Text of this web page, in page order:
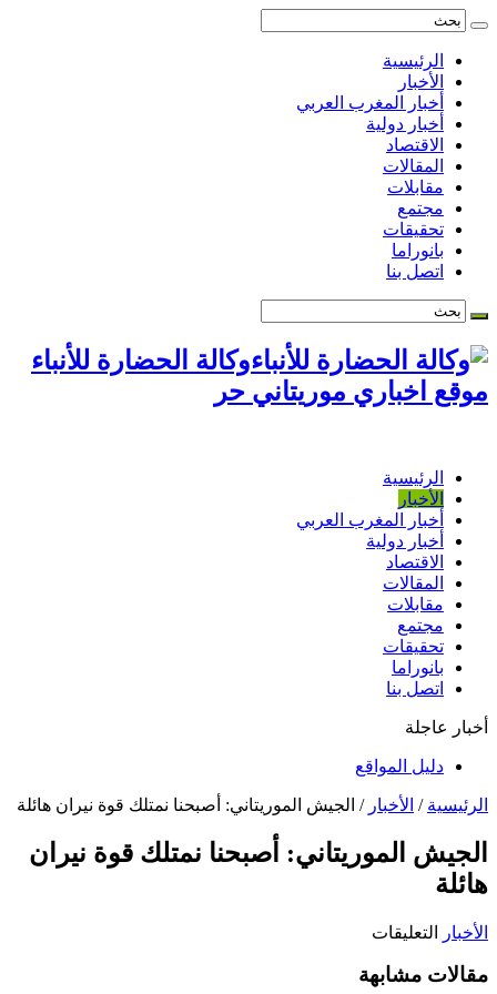
الرئيسية
الأخبار
أخبار المغرب العربي
أخبار دولية
الاقتصاد
المقالات
مقابلات
مجتمع
تحقيقات
بانوراما
اتصل بنا
وكالة الحضارة للأنباء
موقع اخباري موريتاني حر
الرئيسية
الأخبار
أخبار المغرب العربي
أخبار دولية
الاقتصاد
المقالات
مقابلات
مجتمع
تحقيقات
بانوراما
اتصل بنا
أخبار عاجلة
دليل المواقع
الرئيسية / الأخبار / الجيش الموريتاني: أصبحنا نمتلك قوة نيران هائلة
الجيش الموريتاني: أصبحنا نمتلك قوة نيران
هائلة
الأخبار التعليقات
الموريتاني:مقالات مشابهة